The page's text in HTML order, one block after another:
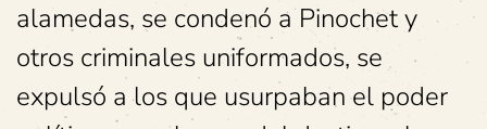
alamedas, se condenó a Pinochet y
otros criminales uniformados, se
expulsó a los que usurpaban el poder